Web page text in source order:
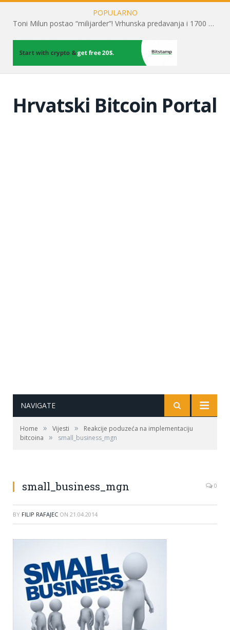
POPULARNO
Toni Milun postao “milijarder”! Vrhunska predavanja i 1700 posjetitelja obilježili su mjesec financijske pismenosti
Hrvatski Bitcoin Portal
NAVIGATE
Home » Vijesti »
Reakcije poduzeća na implementaciju
bitcoina
» small_business_mgn
small_business_mgn 0
BY FILIP RAFAJEC ON 21.04.2014